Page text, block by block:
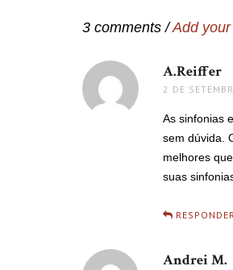
3 comments /Add
A.Reiffer
2 DE
As sinfonias
sem dúvida.
melhores
suas
Andrei M.